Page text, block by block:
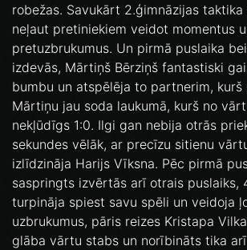
robežas. Savukārt 2.ģimnāzijas
neļaut pretiniekiem veidot momentus
pretuzbrukumus. Un pirmā puslaika
izdevās, Mārtiņš Bērziņš fantastiski
bumbu un atspēlēja to partnerim,
Mārtiņu jau soda laukumā, kurš no
nekļūdīgs 1:0. Ilgi gan nebija otrās
sekundes vēlāk, ar precīzu sitienu
izlīdzināja Harijs Vīksna. Pēc pirmā
saspringts izvērtās arī otrais puslaiks,
turpināja spiest savu spēli un veidoja
uzbrukumus, pāris reizes Kristapa
glāba vārtu stabs un norībināts tika